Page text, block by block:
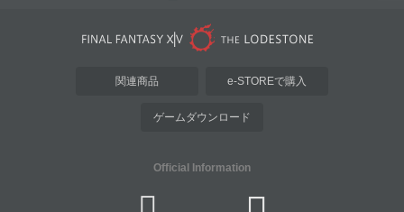
関連商品 e-STOREで購入
ゲームダウンロード
Official Information